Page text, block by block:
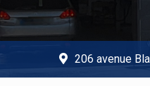
206 avenue